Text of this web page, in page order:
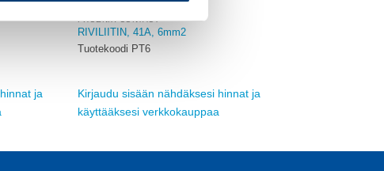
ja
PHOENIX CONTACT
RIVILIITIN, 41A, 6mm2
Tuotekoodi PT6
Kirjaudu sisään nähdäksesi hinnat ja
käyttääksesi verkkokauppaa